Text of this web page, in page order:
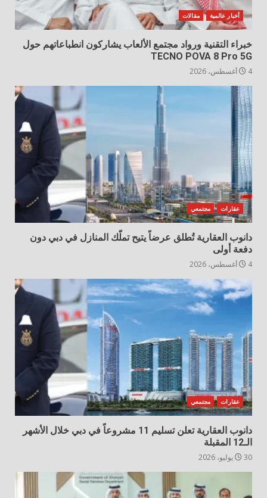
أخبار عالمية مقالات
خبراء التقنية ورواد مجتمع الألعاب يشاركون انطباعاتهم حول
TECNO POVA 8 Pro 5G
4 أغسطس، 2026
عقارات مجتمعي
دانوب العقارية تُطلق عرضاً يتيح تملّك المنازل في دبي دون
دفعة أولى
4 أغسطس، 2026
عقارات مجتمعي
دانوب العقارية تعلن تسليم 11 مشروعاً في دبي خلال الأشهر
الـ12 المقبلة
30 يوليو، 2026